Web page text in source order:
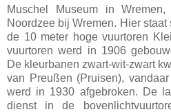
Muschel Museum in
Noordzee bij Wremen. Hier
de 10 meter hoge vuurtoren
vuurtoren werd in 1906
De kleurbanen zwart-wit-zwart
van Preußen (Pruisen),
werd in 1930 afgebroken. De
dienst in de